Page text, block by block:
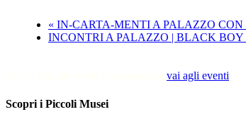
« IN-CARTA-MENTI A PALAZZO
INCONTRI A PALAZZO | BLACK BOY
vai agli eventi
Scopri i Piccoli Musei